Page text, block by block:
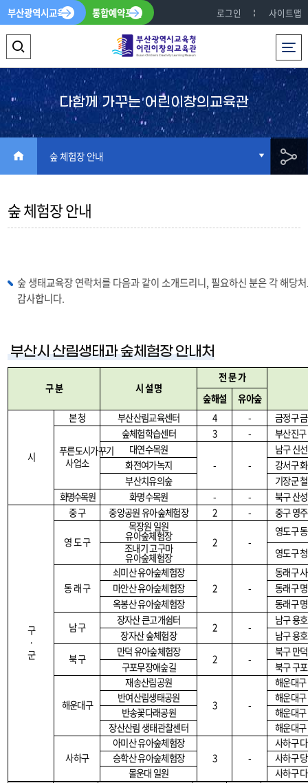
부산광역시교육청 통합예약포털 로그인 사이트맵
전체메뉴
색
영
역
기
다함께 가꾸는 어린이창의교육관
HOME숲 체험장 안내
숲 체험장 안내
공
숲 생태교육장 연락처를 다음과 같이 소개드리니, 필요하신 분은 각 해당
감사합니다.
부산시 산림생태과 숲체험장 안내처
구 분 시 설 명
전 문 가
숲해설
유아숲
시
본 청 부산산림교육센터 4 - 금정구
푸른도시가꾸기
사업소
숲체험학습센터 3 -
부산진
대연수목원
-
-
남구 신
화전여가녹지
강서구
부산치유의숲
기장군
화명수목원
화명수목원 - - 북구 산
구
·
군
중 구 중앙공원 유아숲체험장 2 - 중구 영
영 도 구
목장원 일원
유아숲체험장 2 -
영도구
조내기 고구마
유아숲체험장 영도구
동 래 구
쇠미산 유아숲체험장
2
-
동래구
마안산 유아숲체험장
동래구
옥봉산 유아숲체험장
동래구
남 구
장자산 큰고개쉼터
2 -
남구 용
장자산 숲체험장
남구 용
북 구
만덕 유아숲체험장
2 -
북구 만
구포무장애숲길
북구 구
해운대구
재송산림공원
3
-
해운대
반여산림생태공원
해운대
반송꽃다래공원
해운대
장산산림 생태관찰센터
해운대
사하구
아미산 유아숲체험장
3
-
사하구
승학산 유아숲체험장
사하구
몰운대 일원
사하구